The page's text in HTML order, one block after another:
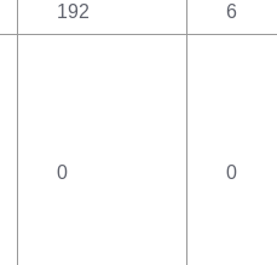
192 6
0 0